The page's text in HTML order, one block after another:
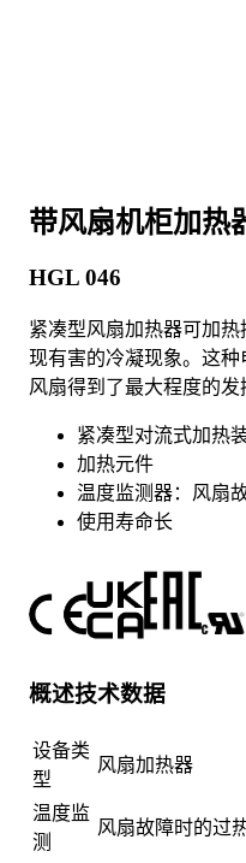
带风扇机柜加热
HGL 046
紧凑型风扇加热器可加
现有害的冷凝现象。这
风扇得到了最大程度的发
紧凑型对流式加热
加热元件
温度监测器：风扇
使用寿命长
概述技术数据
设备类
型
风扇加热器
温度监
测
风扇故障时的过